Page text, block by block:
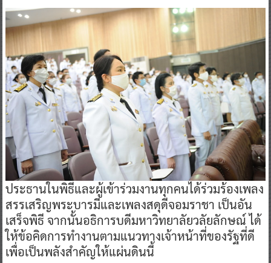
ประธานในพิธีและผู้เข้าร่วมงานทุกคนได้ร่วมร้องเพลง
สรรเสริญพระบารมีและเพลงสดุดีจอมราชา เป็นอัน
เสร็จพิธี จากนั้นอธิการบดีมหาวิทยาลัยวลัยลักษณ์ ได้
ให้ข้อคิดการทำงานตามแนวทางเจ้าหน้าที่ของรัฐที่ดี
เพื่อเป็นพลังสำคัญให้แผ่นดินนี้